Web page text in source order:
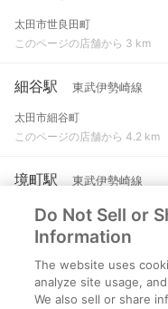
太田市世良田町
このページの店舗から 3 km
細谷駅 東武伊勢崎線
太田市細谷町
このページの店舗から 4.2 km
境町駅 東武伊勢崎線
伊勢崎市境百々
このページの店舗から 5.3 km
三枚橋駅 東武桐生線
太田市鳥山下町６４２-１
Do Not Sell or
Information
The website uses
analyze site usage,
We also sell or share